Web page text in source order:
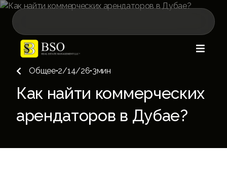

Общее•2/14/26•3мин
Как найти коммерческих
арендаторов в Дубае?